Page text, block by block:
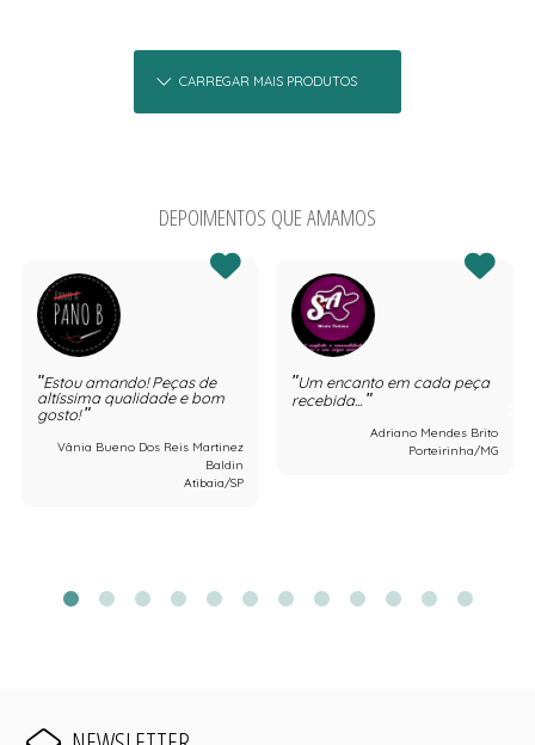
CARREGAR MAIS PRODUTOS
DEPOIMENTOS QUE AMAMOS
Estou amando! Peças de
altíssima qualidade e bom
gosto!
Vânia Bueno Dos Reis Martinez
Baldin
Atibaia/SP
Um encanto em cada peça
recebida...
Adriano Mendes Brito
Porteirinha/MG